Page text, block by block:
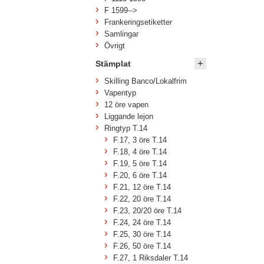
F 1599-->
Frankeringsetiketter
Samlingar
Övrigt
Stämplat
Skilling Banco/Lokalfrim
Vapentyp
12 öre vapen
Liggande lejon
Ringtyp T.14
F.17, 3 öre T.14
F.18, 4 öre T.14
F.19, 5 öre T.14
F.20, 6 öre T.14
F.21, 12 öre T.14
F.22, 20 öre T.14
F.23, 20/20 öre T.14
F.24, 24 öre T.14
F.25, 30 öre T.14
F.26, 50 öre T.14
F.27, 1 Riksdaler T.14